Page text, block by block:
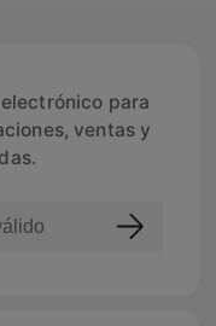
para
ventas y